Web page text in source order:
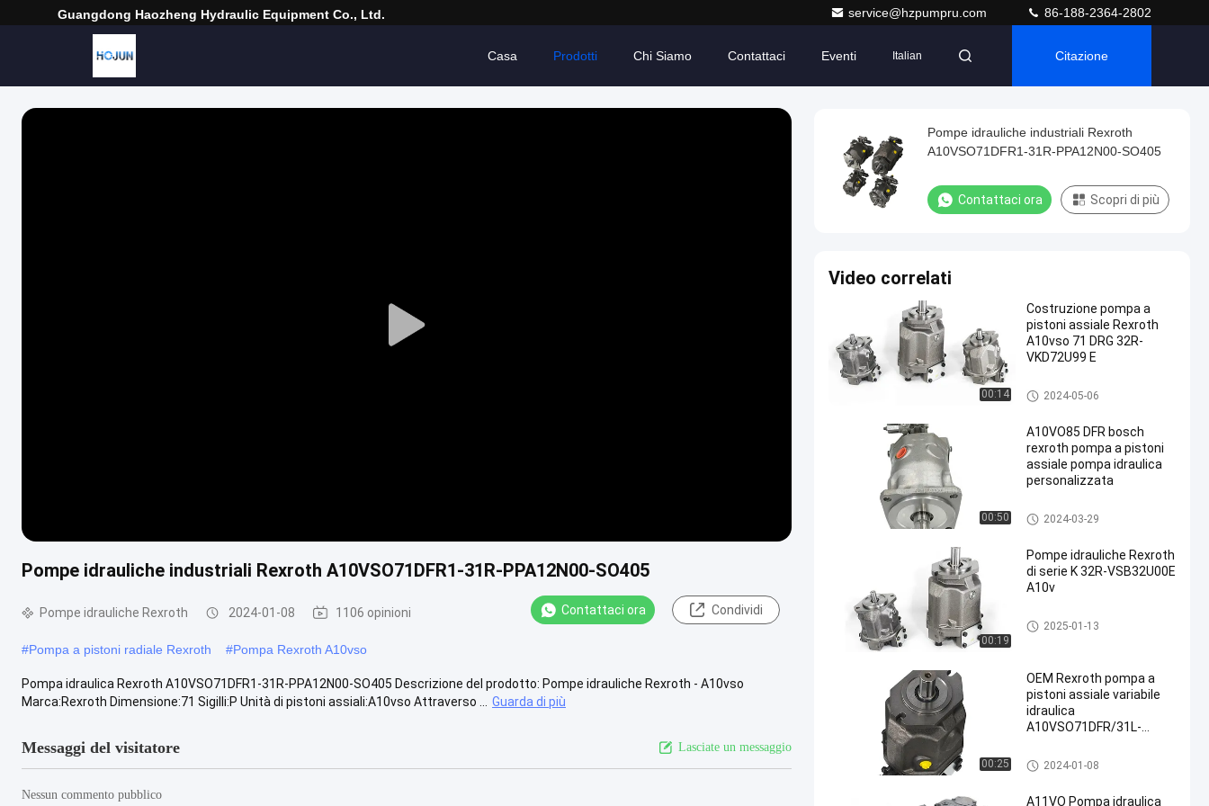
Guangdong Haozheng Hydraulic Equipment Co., Ltd. service@hzpumpru.com 86-188-2364-2802
Casa Prodotti Chi Siamo Contattaci Eventi Italian Citazione
Play
Pompe idrauliche industriali Rexroth A10VSO71DFR1-31R-PPA12N00-SO405
Pompe idrauliche Rexroth 2024-01-08 1106 opinioni Contattaci ora Condividi
#Pompa a pistoni radiale Rexroth #Pompa Rexroth A10vso
Pompa idraulica Rexroth A10VSO71DFR1-31R-PPA12N00-SO405 Descrizione del prodotto: Pompe idrauliche Rexroth - A10vso
Marca:Rexroth Dimensione:71 Sigilli:P Unità di pistoni assiali:A10vso Attraverso ...
Guarda di più
Messaggi del visitatore Lasciate un messaggio
Nessun commento pubblico
Pompe idrauliche industriali Rexroth
A10VSO71DFR1-31R-PPA12N00-SO405
Contattaci ora Scopri di più
Video correlati
00:14
Costruzione pompa a
pistoni assiale Rexroth
A10vso 71 DRG 32R-
VKD72U99 E
Pompe idrauliche Rexroth
2024-05-06
00:50
A10VO85 DFR bosch
rexroth pompa a pistoni
assiale pompa idraulica
personalizzata
Pompe idrauliche Rexroth
2024-03-29
00:19
Pompe idrauliche Rexroth
di serie K 32R-VSB32U00E
A10v
Pompe idrauliche Rexroth
2025-01-13
00:25
OEM Rexroth pompa a
pistoni assiale variabile
idraulica
A10VSO71DFR/31L-
Pompe idrauliche Rexroth
2024-01-08
A11VO Pompa idraulica